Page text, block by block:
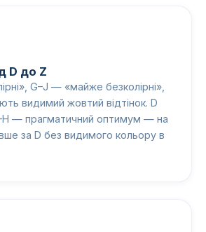
D до Z
G–J — «майже безколірні»,
видимий жовтий відтінок. D
— прагматичний оптимум — на
за D без видимого кольору в